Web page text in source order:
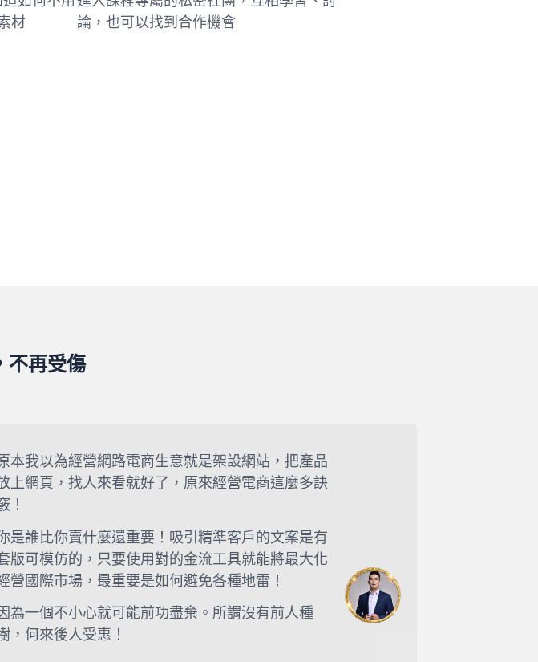
材
論，也可以找到合作機會
不再受傷
本我以為經營網路電商生意就是架設網站，把產品
上網頁，找人來看就好了，原來經營電商這麼多訣
！
是誰比你賣什麼還重要！吸引精準客戶的文案是有
版可模仿的，只要使用對的金流工具就能將最大化
營國際市場，最重要是如何避免各種地雷！
為一個不小心就可能前功盡棄。所謂沒有前人種
，何來後人受惠！